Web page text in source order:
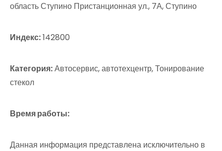
область Ступино Пристанционная ул., 7А, Ступино
Индекс:142800
Категория:Автосервис, автотехцентр, Тонирование
стекол
Время работы:
Данная информация представлена исключительно в